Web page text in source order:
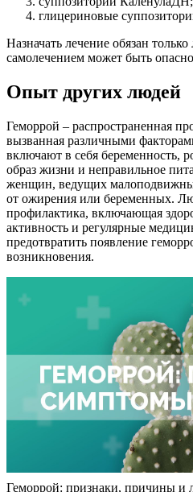
глицериновые
Назначать лечение обязан
самолечением может быть
Опыт других людей
Геморрой – распространенная
вызванная различными
включают в себя беременность,
образ жизни и неправильное
женщин, ведущих
от ожирения или беременных.
профилактика, включающая
активность и регулярные
предотвратить появление
возникновения.
Геморрой: признаки, причины и